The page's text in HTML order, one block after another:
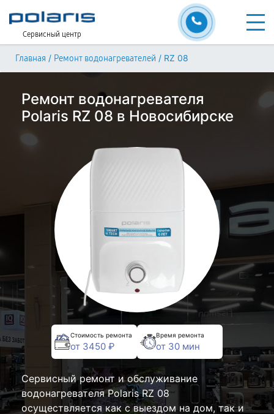
Сервисный центр
Главная / Ремонт водонагревателей / RZ 08
Ремонт водонагревателя
Polaris RZ 08 в Новосибирске
Стоимость ремонта
от 3450 ₽
Время ремонта
от 30 мин
Сервисный ремонт и обслуживание
водонагревателя Polaris RZ 08
осуществляется как с выездом на дом, так и